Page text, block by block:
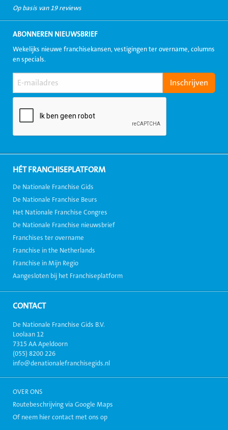
Op basis van 19 reviews
ABONNEREN NIEUWSBRIEF
Wekelijks nieuwe franchisekansen, vestigingen ter overname, columns
en specials.
HÉT FRANCHISEPLATFORM
De Nationale Franchise Gids
De Nationale Franchise Beurs
Het Nationale Franchise Congres
De Nationale Franchise nieuwsbrief
Franchises ter overname
Franchise in the Netherlands
Franchise in Mijn Regio
Aangesloten bij het Franchiseplatform
CONTACT
De Nationale Franchise Gids B.V.
Loolaan 12
7315 AA Apeldoorn
(055) 8200 226
info@denationalefranchisegids.nl
OVER ONS
Routebeschrijving via Google Maps
Of neem hier contact met ons op